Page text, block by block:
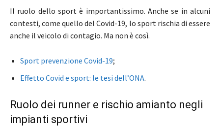
Il ruolo dello sport è importantissimo. Anche se in alcuni
contesti, come quello del Covid-19, lo sport rischia di essere
anche il veicolo di contagio. Ma non è così.
Sport prevenzione Covid-19;
Effetto Covid e sport: le tesi dell’ONA.
Ruolo dei runner e rischio amianto negli
impianti sportivi